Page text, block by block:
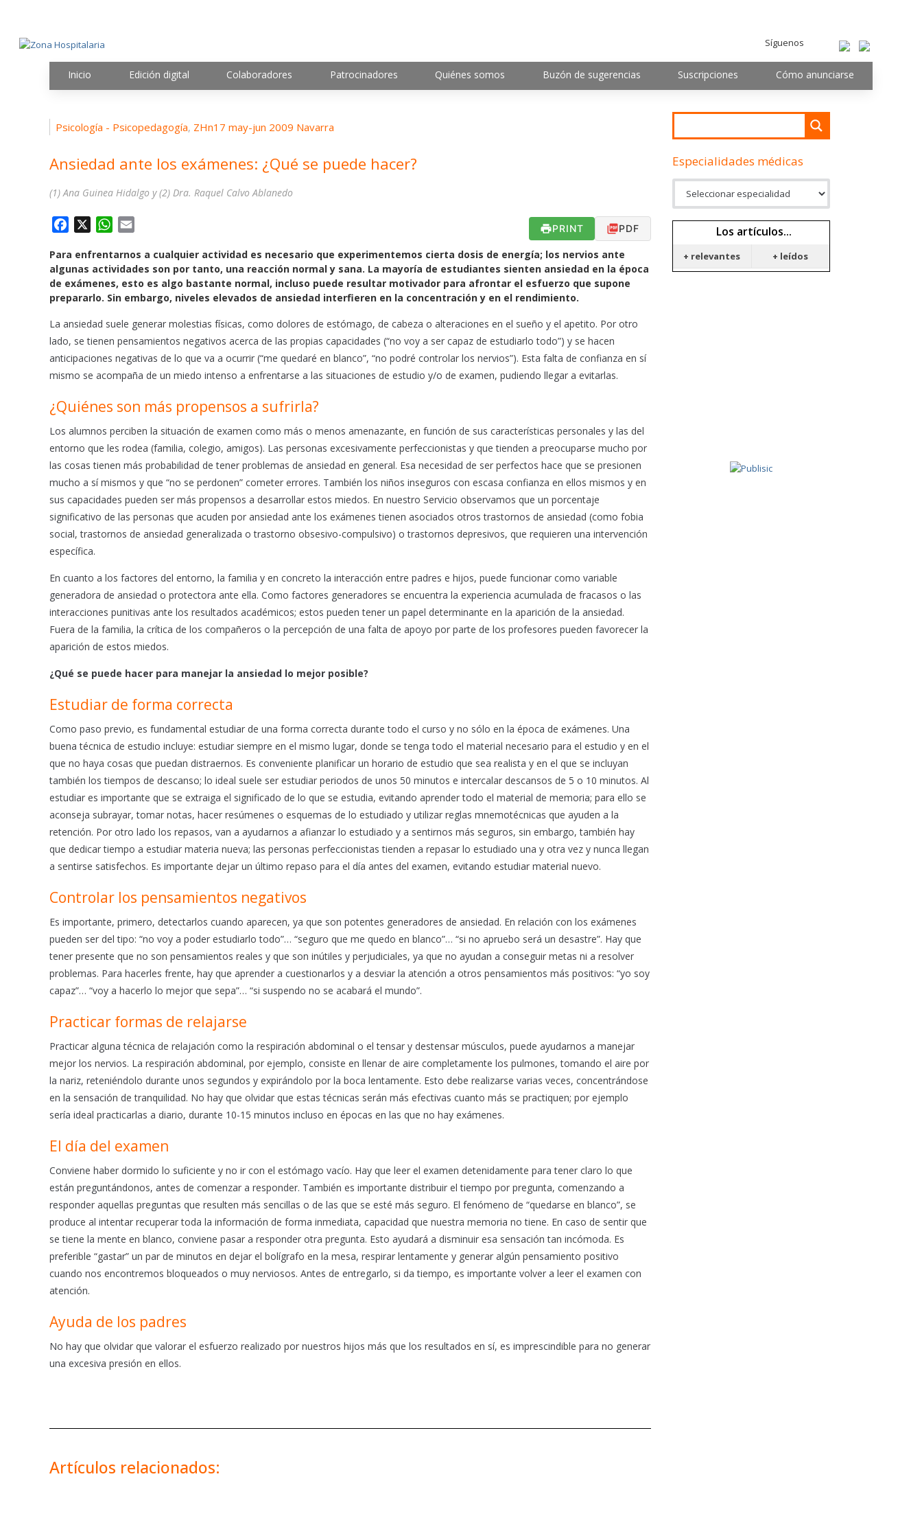
Síguenos
Inicio Edición digital Colaboradores Patrocinadores Quiénes somos Buzón de sugerencias Suscripciones Cómo anunciarse
Psicología - Psicopedagogía, ZHn17 may-jun 2009 Navarra
Ansiedad ante los exámenes: ¿Qué se puede hacer?
(1) Ana Guinea Hidalgo y (2) Dra. Raquel Calvo Ablanedo
c
e
b
o
k
W
a
t
s
p
p
a
i
l
PRINT PDF
Para enfrentarnos a cualquier actividad es necesario que experimentemos cierta dosis de energía; los nervios ante
algunas actividades son por tanto, una reacción normal y sana. La mayoría de estudiantes sienten ansiedad en la época
de exámenes, esto es algo bastante normal, incluso puede resultar motivador para afrontar el esfuerzo que supone
prepararlo. Sin embargo, niveles elevados de ansiedad interfieren en la concentración y en el rendimiento.
La ansiedad suele generar molestias físicas, como dolores de estómago, de cabeza o alteraciones en el sueño y el apetito. Por otro
lado, se tienen pensamientos negativos acerca de las propias capacidades (“no voy a ser capaz de estudiarlo todo”) y se hacen
anticipaciones negativas de lo que va a ocurrir (“me quedaré en blanco”, “no podré controlar los nervios”). Esta falta de confianza en sí
mismo se acompaña de un miedo intenso a enfrentarse a las situaciones de estudio y/o de examen, pudiendo llegar a evitarlas.
¿Quiénes son más propensos a sufrirla?
Los alumnos perciben la situación de examen como más o menos amenazante, en función de sus características personales y las del
entorno que les rodea (familia, colegio, amigos). Las personas excesivamente perfeccionistas y que tienden a preocuparse mucho por
las cosas tienen más probabilidad de tener problemas de ansiedad en general. Esa necesidad de ser perfectos hace que se presionen
mucho a sí mismos y que “no se perdonen” cometer errores. También los niños inseguros con escasa confianza en ellos mismos y en
sus capacidades pueden ser más propensos a desarrollar estos miedos. En nuestro Servicio observamos que un porcentaje
significativo de las personas que acuden por ansiedad ante los exámenes tienen asociados otros trastornos de ansiedad (como fobia
social, trastornos de ansiedad generalizada o trastorno obsesivo-compulsivo) o trastornos depresivos, que requieren una intervención
específica.
En cuanto a los factores del entorno, la familia y en concreto la interacción entre padres e hijos, puede funcionar como variable
generadora de ansiedad o protectora ante ella. Como factores generadores se encuentra la experiencia acumulada de fracasos o las
interacciones punitivas ante los resultados académicos; estos pueden tener un papel determinante en la aparición de la ansiedad.
Fuera de la familia, la crítica de los compañeros o la percepción de una falta de apoyo por parte de los profesores pueden favorecer la
aparición de estos miedos.
¿Qué se puede hacer para manejar la ansiedad lo mejor posible?
Estudiar de forma correcta
Como paso previo, es fundamental estudiar de una forma correcta durante todo el curso y no sólo en la época de exámenes. Una
buena técnica de estudio incluye: estudiar siempre en el mismo lugar, donde se tenga todo el material necesario para el estudio y en el
que no haya cosas que puedan distraernos. Es conveniente planificar un horario de estudio que sea realista y en el que se incluyan
también los tiempos de descanso; lo ideal suele ser estudiar periodos de unos 50 minutos e intercalar descansos de 5 o 10 minutos. Al
estudiar es importante que se extraiga el significado de lo que se estudia, evitando aprender todo el material de memoria; para ello se
aconseja subrayar, tomar notas, hacer resúmenes o esquemas de lo estudiado y utilizar reglas mnemotécnicas que ayuden a la
retención. Por otro lado los repasos, van a ayudarnos a afianzar lo estudiado y a sentirnos más seguros, sin embargo, también hay
que dedicar tiempo a estudiar materia nueva; las personas perfeccionistas tienden a repasar lo estudiado una y otra vez y nunca llegan
a sentirse satisfechos. Es importante dejar un último repaso para el día antes del examen, evitando estudiar material nuevo.
Controlar los pensamientos negativos
Es importante, primero, detectarlos cuando aparecen, ya que son potentes generadores de ansiedad. En relación con los exámenes
pueden ser del tipo: “no voy a poder estudiarlo todo”… “seguro que me quedo en blanco”… “si no apruebo será un desastre”. Hay que
tener presente que no son pensamientos reales y que son inútiles y perjudiciales, ya que no ayudan a conseguir metas ni a resolver
problemas. Para hacerles frente, hay que aprender a cuestionarlos y a desviar la atención a otros pensamientos más positivos: “yo soy
capaz”… “voy a hacerlo lo mejor que sepa”… “si suspendo no se acabará el mundo”.
Practicar formas de relajarse
Practicar alguna técnica de relajación como la respiración abdominal o el tensar y destensar músculos, puede ayudarnos a manejar
mejor los nervios. La respiración abdominal, por ejemplo, consiste en llenar de aire completamente los pulmones, tomando el aire por
la nariz, reteniéndolo durante unos segundos y expirándolo por la boca lentamente. Esto debe realizarse varias veces, concentrándose
en la sensación de tranquilidad. No hay que olvidar que estas técnicas serán más efectivas cuanto más se practiquen; por ejemplo
sería ideal practicarlas a diario, durante 10-15 minutos incluso en épocas en las que no hay exámenes.
El día del examen
Conviene haber dormido lo suficiente y no ir con el estómago vacío. Hay que leer el examen detenidamente para tener claro lo que
están preguntándonos, antes de comenzar a responder. También es importante distribuir el tiempo por pregunta, comenzando a
responder aquellas preguntas que resulten más sencillas o de las que se esté más seguro. El fenómeno de “quedarse en blanco”, se
produce al intentar recuperar toda la información de forma inmediata, capacidad que nuestra memoria no tiene. En caso de sentir que
se tiene la mente en blanco, conviene pasar a responder otra pregunta. Esto ayudará a disminuir esa sensación tan incómoda. Es
preferible “gastar” un par de minutos en dejar el bolígrafo en la mesa, respirar lentamente y generar algún pensamiento positivo
cuando nos encontremos bloqueados o muy nerviosos. Antes de entregarlo, si da tiempo, es importante volver a leer el examen con
atención.
Ayuda de los padres
No hay que olvidar que valorar el esfuerzo realizado por nuestros hijos más que los resultados en sí, es imprescindible para no generar
una excesiva presión en ellos.
Artículos relacionados:
Especialidades médicas
Los artículos...
+ relevantes + leídos